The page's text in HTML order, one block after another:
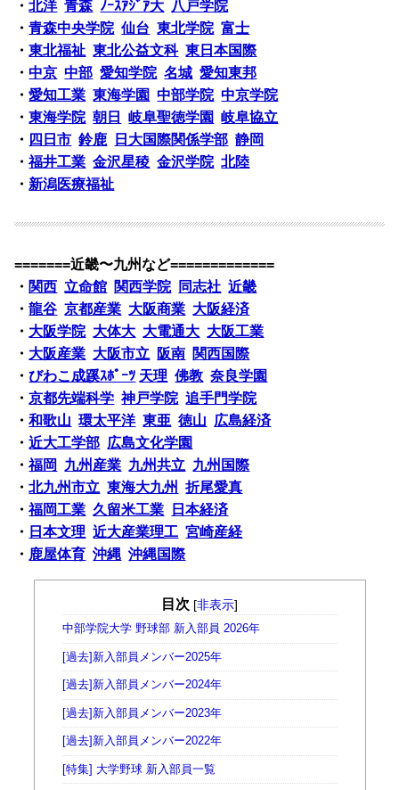
・北洋 青森 ﾉｰｽｱｼﾞｱ大 八戸学院
・青森中央学院 仙台 東北学院 富士
・東北福祉 東北公益文科 東日本国際
・中京 中部 愛知学院 名城 愛知東邦
・愛知工業 東海学園 中部学院 中京学院
・東海学院 朝日 岐阜聖徳学園
岐阜協立
・ 四日市 鈴鹿 日大国際関係学部 静岡
・福井工業 金沢星稜 金沢学院 北陸
・ 新潟医療福祉
=======近畿〜九州など=============
・ 関西 立命館 関西学院 同志社 近畿
・龍谷 京都産業 大阪商業 大阪経済
・ 大阪学院 大体大 大電通大 大阪工業
・ 大阪産業 大阪市立 阪南 関西国際
・びわこ成蹊ｽﾎﾟｰﾂ 天理 佛教 奈良学園
・京都先端科学 神戸学院 追手門学院
・和歌山 環太平洋 東亜 徳山 広島経済
・近大工学部 広島文化学園
・福岡 九州産業 九州共立 九州国際
・北九州市立 東海大九州
折尾愛真
・福岡工業 久留米工業
日本経済
・ 日本文理 近大産業理工 宮崎産経
・ 鹿屋体育 沖縄 沖縄国際
目次 [非表示]
中部学院大学 野球部 新入部員 2026年
[過去]新入部員メンバー2025年
[過去]新入部員メンバー2024年
[過去]新入部員メンバー2023年
[過去]新入部員メンバー2022年
[特集] 大学野球 新入部員一覧